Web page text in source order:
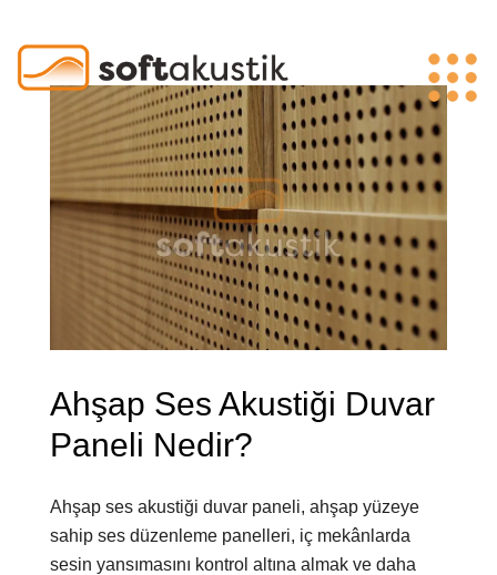
Ahşap Ses Akustiği Duvar
Paneli Nedir?
Ahşap ses akustiği duvar paneli, ahşap yüzeye
sahip ses düzenleme panelleri, iç mekânlarda
sesin yansımasını kontrol altına almak ve daha